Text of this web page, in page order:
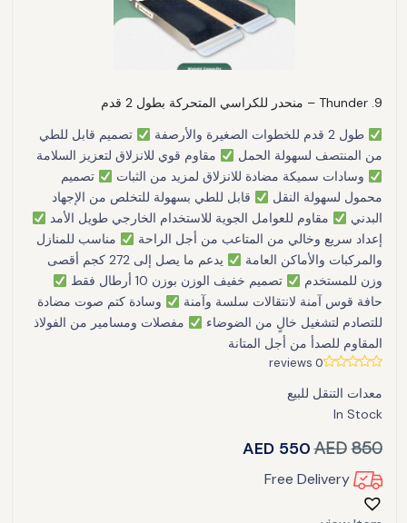
9. Thunder – منحدر للكراسي المتحركة بطول 2 قدم
طول 2 قدم للخطوات الصغيرة والأرصفة
تصميم قابل للطي
من المنتصف لسهولة الحمل
مقاوم قوي للانزلاق لتعزيز السلامة
وسادات سميكة مضادة للانزلاق لمزيد من الثبات
تصميم
محمول لسهولة النقل
قابل للطي بسهولة للتخلص من الإجهاد
البدني
مقاوم للعوامل الجوية للاستخدام الخارجي طويل الأمد
إعداد سريع وخالي من المتاعب من أجل الراحة
مناسب للمنازل
والمركبات والأماكن العامة
يدعم ما يصل إلى 272 كجم أقصى
وزن للمستخدم
تصميم خفيف الوزن بوزن 10 أرطال فقط
حافة قوس آمنة لانتقالات سلسة وآمنة
وسادة كتم صوت مضادة
للتصادم لتشغيل خالٍ من الضوضاء
مفصلات ومسامير من الفولاذ
المقاوم للصدأ من أجل المتانة
0 reviews
معدات التنقل للبيع
In Stock
AED 850
AED 550
Free Delivery